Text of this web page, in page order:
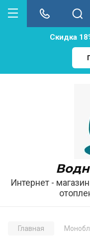
Скидка
Интернет -
Главная